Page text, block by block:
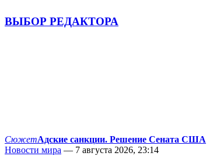
ВЫБОР РЕДАКТОРА
СюжетАдские санкции. Решение Сената США
Новости мира — 7 августа 2026, 23:14